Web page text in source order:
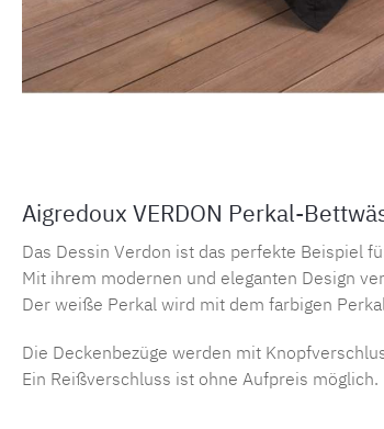
Aigredoux VERDON Perkal-
Das Dessin Verdon ist das perfekte Beispiel
Mit ihrem modernen und eleganten Design
Der weiße Perkal wird mit dem farbigen
Die Deckenbezüge werden mit
Ein Reißverschluss ist ohne Aufpreis möglich.